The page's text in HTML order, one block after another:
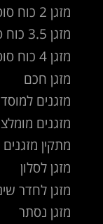
מזגן 2 כוח סוס
מזגן 3.5 כוח סוס
מזגן 4 כוח סוס
מזגן חכם
מזגנים
מזגנים
מתקין מזגנים
מזגן לסלון
מזגן לחדר
מזגן נסתר